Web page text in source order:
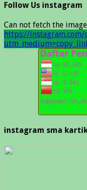
Follow Us instagram
Can not fetch the
https://instagram.com/
instagram sma